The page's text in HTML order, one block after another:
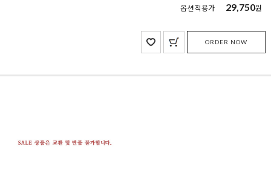
옵션 적용가 29,750원
ORDER NOW